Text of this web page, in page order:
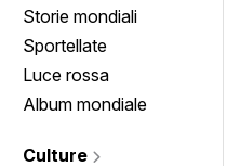
Storie mondiali
Sportellate
Luce rossa
Album mondiale
Culture